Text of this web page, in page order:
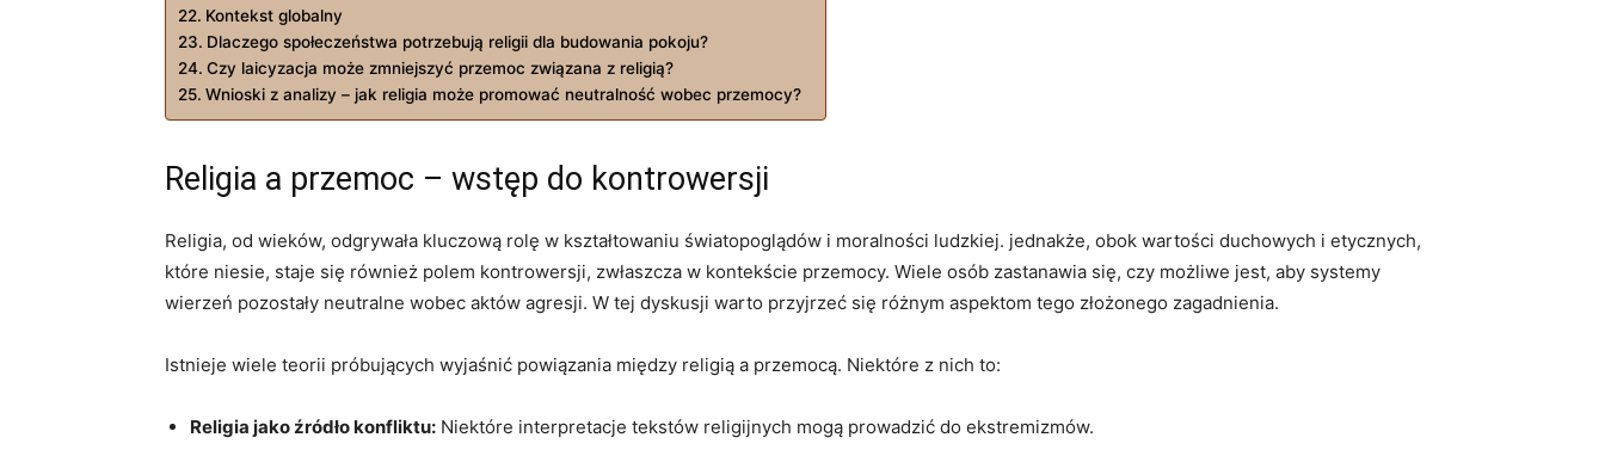
Kontekst globalny
Dlaczego społeczeństwa ⁢potrzebują‌ religii dla budowania⁢ pokoju?
Czy laicyzacja ​może zmniejszyć przemoc związana z religią?
Wnioski z analizy – jak religia może promować neutralność wobec przemocy?
Religia a przemoc –​ wstęp do kontrowersji
Religia, od wieków, odgrywała kluczową ⁤rolę w kształtowaniu ​światopoglądów i moralności ‌ludzkiej. jednakże, ‌obok wartości duchowych⁤ i etycznych,
które ‍niesie,⁣ staje się również polem kontrowersji, zwłaszcza⁤ w kontekście przemocy. Wiele⁣ osób zastanawia się, czy możliwe jest, aby systemy
wierzeń pozostały ⁤neutralne wobec aktów agresji. ​W tej dyskusji warto przyjrzeć się różnym aspektom tego złożonego zagadnienia.
Istnieje⁤ wiele teorii ‌próbujących wyjaśnić powiązania między religią a ‌przemocą. Niektóre z nich to:
Religia jako źródło konfliktu: Niektóre interpretacje tekstów religijnych mogą prowadzić do ‌ekstremizmów.